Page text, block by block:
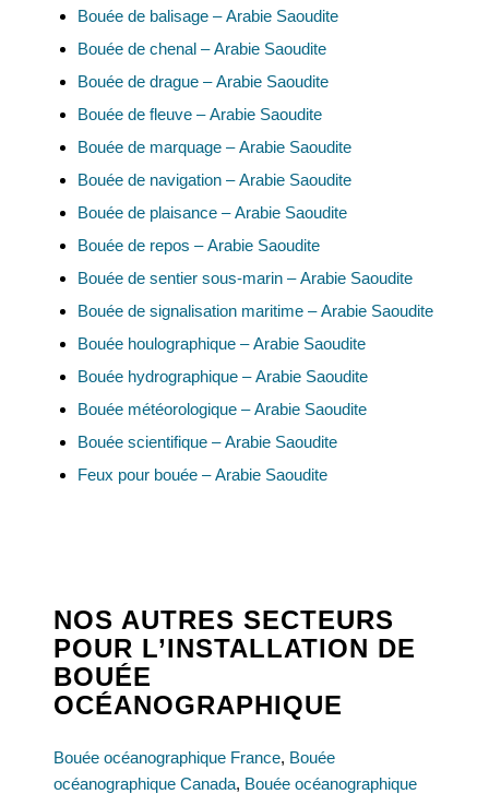
Bouée de balisage – Arabie Saoudite
Bouée de chenal – Arabie Saoudite
Bouée de drague – Arabie Saoudite
Bouée de fleuve – Arabie Saoudite
Bouée de marquage – Arabie Saoudite
Bouée de navigation – Arabie Saoudite
Bouée de plaisance – Arabie Saoudite
Bouée de repos – Arabie Saoudite
Bouée de sentier sous-marin – Arabie Saoudite
Bouée de signalisation maritime – Arabie Saoudite
Bouée houlographique – Arabie Saoudite
Bouée hydrographique – Arabie Saoudite
Bouée météorologique – Arabie Saoudite
Bouée scientifique – Arabie Saoudite
Feux pour bouée – Arabie Saoudite
NOS AUTRES SECTEURS
POUR L’INSTALLATION DE
BOUÉE
OCÉANOGRAPHIQUE
Bouée océanographique France, Bouée
océanographique Canada, Bouée océanographique